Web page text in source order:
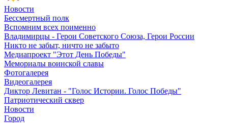
Новости
Бессмертный полк
Вспомним всех поименно
Владимирцы - Герои Советского Союза, Герои России
Никто не забыт, ничто не забыто
Медиапроект "Этот День Победы"
Мемориалы воинской славы
Фотогалерея
Видеогалерея
Диктор Левитан - "Голос Истории. Голос Победы"
Патриотический сквер
Новости
Город